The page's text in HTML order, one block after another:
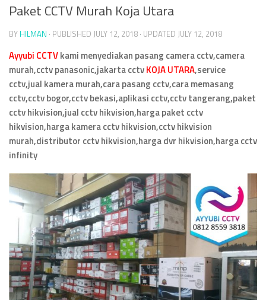
Paket CCTV Murah Koja Utara
BY HILMAN · PUBLISHED JULY 12, 2018 · UPDATED JULY 12, 2018
Ayyubi CCTVkami menyediakan pasang camera cctv,camera
murah,cctv panasonic,jakarta cctvKOJA UTARA,service
cctv,jual kamera murah,cara pasang cctv,cara memasang
cctv,cctv bogor,cctv bekasi,aplikasi cctv,cctv tangerang,paket
cctv hikvision,jual cctv hikvision,harga paket cctv
hikvision,harga kamera cctv hikvision,cctv hikvision
murah,distributor cctv hikvision,harga dvr hikvision,harga cctv
infinity